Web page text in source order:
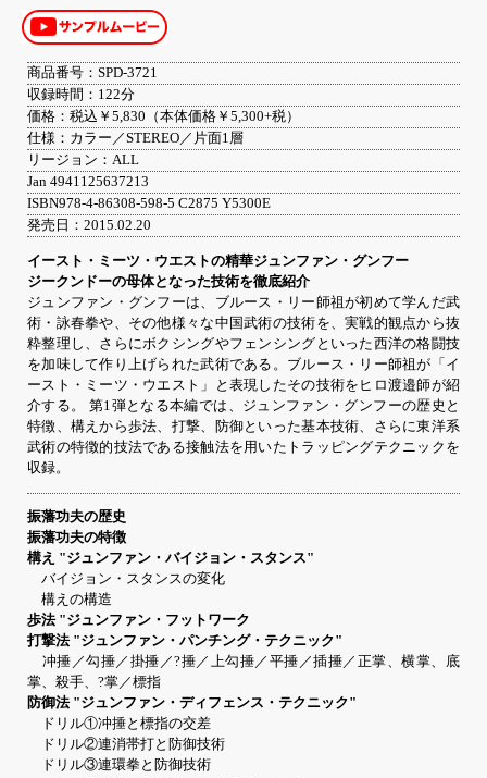
商品番号：SPD-3721
収録時間：122分
価格：税込￥5,830（本体価格￥5,300+税）
仕様：カラー／STEREO／片面1層
リージョン：ALL
Jan 4941125637213
ISBN978-4-86308-598-5 C2875 Y5300E
発売日：2015.02.20
イースト・ミーツ・ウエストの精華ジュンファン・グンフー
ジークンドーの母体となった技術を徹底紹介
ジュンファン・グンフーは、ブルース・リー師祖が初めて学んだ武
術・詠春拳や、その他様々な中国武術の技術を、実戦的観点から抜
粋整理し、さらにボクシングやフェンシングといった西洋の格闘技
を加味して作り上げられた武術である。ブルース・リー師祖が「イ
ースト・ミーツ・ウエスト」と表現したその技術をヒロ渡邉師が紹
介する。 第1弾となる本編では、ジュンファン・グンフーの歴史と
特徴、構えから歩法、打撃、防御といった基本技術、さらに東洋系
武術の特徴的技法である接触法を用いたトラッピングテクニックを
収録。
振藩功夫の歴史
振藩功夫の特徴
構え "ジュンファン・バイジョン・スタンス"
バイジョン・スタンスの変化
構えの構造
歩法 "ジュンファン・フットワーク
打撃法 "ジュンファン・パンチング・テクニック"
冲捶／勾捶／掛捶／?捶／上勾捶／平捶／插捶／正掌、横掌、底
掌、殺手、?掌／標指
防御法 "ジュンファン・ディフェンス・テクニック"
ドリル①冲捶と標指の交差
ドリル②連消帯打と防御技術
ドリル③連環拳と防御技術